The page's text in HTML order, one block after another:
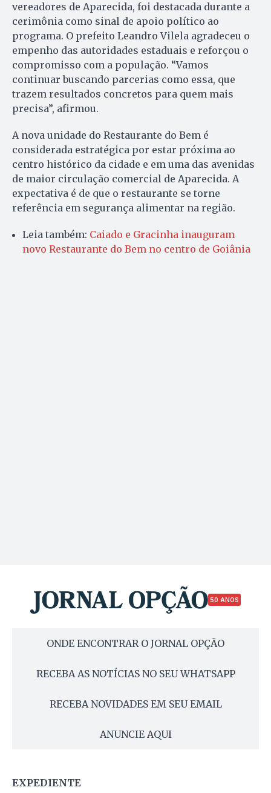
vereadores de Aparecida, foi destacada durante a
cerimônia como sinal de apoio político ao
programa. O prefeito Leandro Vilela agradeceu o
empenho das autoridades estaduais e reforçou o
compromisso com a população. “Vamos
continuar buscando parcerias como essa, que
trazem resultados concretos para quem mais
precisa”, afirmou.
A nova unidade do Restaurante do Bem é
considerada estratégica por estar próxima ao
centro histórico da cidade e em uma das avenidas
de maior circulação comercial de Aparecida. A
expectativa é de que o restaurante se torne
referência em segurança alimentar na região.
Leia também: Caiado e Gracinha inauguram
novo Restaurante do Bem no centro de Goiânia
50 ANOS
ONDE ENCONTRAR O JORNAL OPÇÃO
RECEBA AS NOTÍCIAS NO SEU WHATSAPP
RECEBA NOVIDADES EM SEU EMAIL
ANUNCIE AQUI
EXPEDIENTE